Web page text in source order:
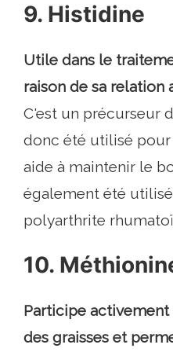
9. Histidine
Utile dans le
raison de sa
C'est un précurseur
donc été utilisé
aide à maintenir le
également été
polyarthrite
10.
Participe
des graisses et